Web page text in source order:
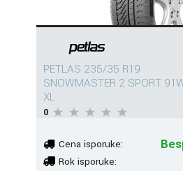
PETLAS 235/35 R19
SNOWMASTER 2 SPORT
XL
0
Cena isporuke:
Rok isporuke: